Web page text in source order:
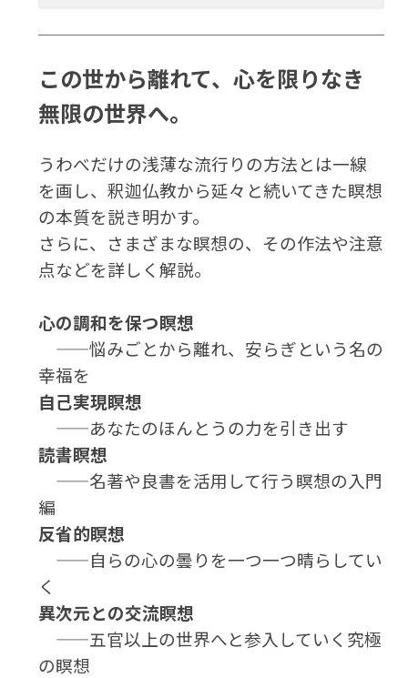
この世から離れて、心を限りなき
無限の世界へ。
うわべだけの浅薄な流行りの方法とは一線
を画し、釈迦仏教から延々と続いてきた瞑想
の本質を説き明かす。
さらに、さまざまな瞑想の、その作法や注意
点などを詳しく解説。
心の調和を保つ瞑想
——悩みごとから離れ、安らぎという名の
幸福を
自己実現瞑想
——あなたのほんとうの力を引き出す
読書瞑想
——名著や良書を活用して行う瞑想の入門
編
反省的瞑想
——自らの心の曇りを一つ一つ晴らしてい
く
異次元との交流瞑想
——五官以上の世界へと参入していく究極
の瞑想